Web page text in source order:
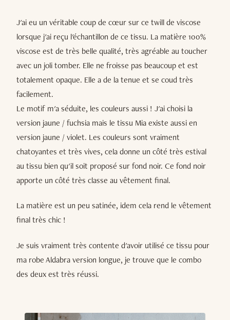
J'ai eu un véritable coup de cœur sur ce twill de viscose
lorsque j'ai reçu l'échantillon de ce tissu. La matière 100%
viscose est de très belle qualité, très agréable au toucher
avec un joli tomber. Elle ne froisse pas beaucoup et est
totalement opaque. Elle a de la tenue et se coud très
facilement.
Le motif m'a séduite, les couleurs aussi ! J'ai choisi la
version jaune / fuchsia mais le tissu Mia existe aussi en
version jaune / violet. Les couleurs sont vraiment
chatoyantes et très vives, cela donne un côté très estival
au tissu bien qu'il soit proposé sur fond noir. Ce fond noir
apporte un côté très classe au vêtement final.
La matière est un peu satinée, idem cela rend le vêtement
final très chic !
Je suis vraiment très contente d'avoir utilisé ce tissu pour
ma robe Aldabra version longue, je trouve que le combo
des deux est très réussi.